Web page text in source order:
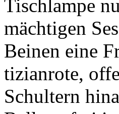
Tischlampe
mächtigen
Beinen eine
tizianrote,
Schultern